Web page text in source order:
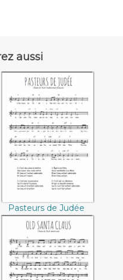
aussi
Pasteurs de Judée
Pasteurs de Judée
Old Santa Claus